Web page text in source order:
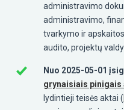
administravimo
administravimo,
tvarkymo ir
audito, projektų
Nuo 2025-05-01
grynaisiais
lydintieji teisės aktai (